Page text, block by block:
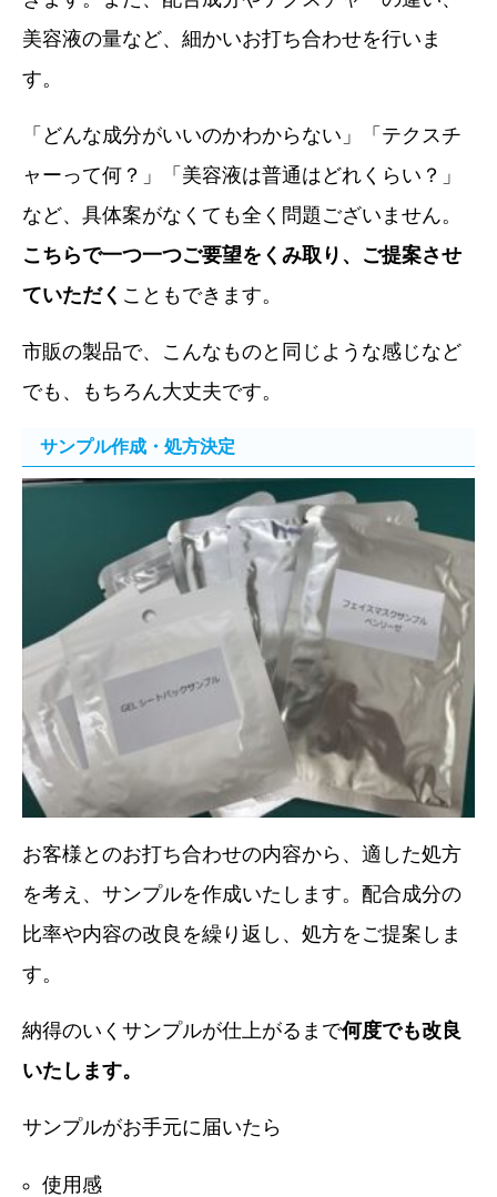
美容液の量など、細かいお打ち合わせを行いま
す。
「どんな成分がいいのかわからない」「テクスチ
ャーって何？」「美容液は普通はどれくらい？」
など、具体案がなくても全く問題ございません。
こちらで一つ一つご要望をくみ取り、ご提案させ
ていただく こともできます。
市販の製品で、こんなものと同じような感じなど
でも、もちろん大丈夫です。
サンプル作成・処方決定
お客様とのお打ち合わせの内容から、適した処方
を考え、サンプルを作成いたします。配合成分の
比率や内容の改良を繰り返し、処方をご提案しま
す。
納得のいくサンプルが仕上がるまで何度でも改良
いたします。
サンプルがお手元に届いたら
使用感